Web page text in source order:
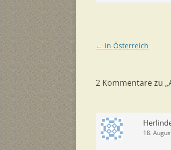
Beitragsnavigation
← In Österreich
2 Kommentare zu „
18.